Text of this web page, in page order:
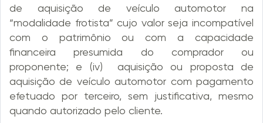
de aquisição de veículo automotor na
“modalidade frotista” cujo valor seja incompatível
com o patrimônio ou com a capacidade
financeira presumida do comprador ou
proponente; e (iv) aquisição ou proposta de
aquisição de veículo automotor com pagamento
efetuado por terceiro, sem justificativa, mesmo
quando autorizado pelo cliente.